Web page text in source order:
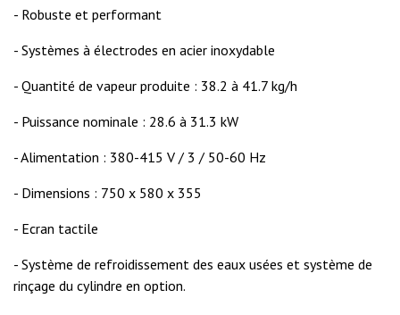
- Robuste et performant
- Systèmes à électrodes en acier inoxydable
- Quantité de vapeur produite : 38.2 à 41.7 kg/h
- Puissance nominale : 28.6 à 31.3 kW
- Alimentation : 380-415 V / 3 / 50-60 Hz
- Dimensions : 750 x 580 x 355
- Ecran tactile
- Système de refroidissement des eaux usées et système de
rinçage du cylindre en option.